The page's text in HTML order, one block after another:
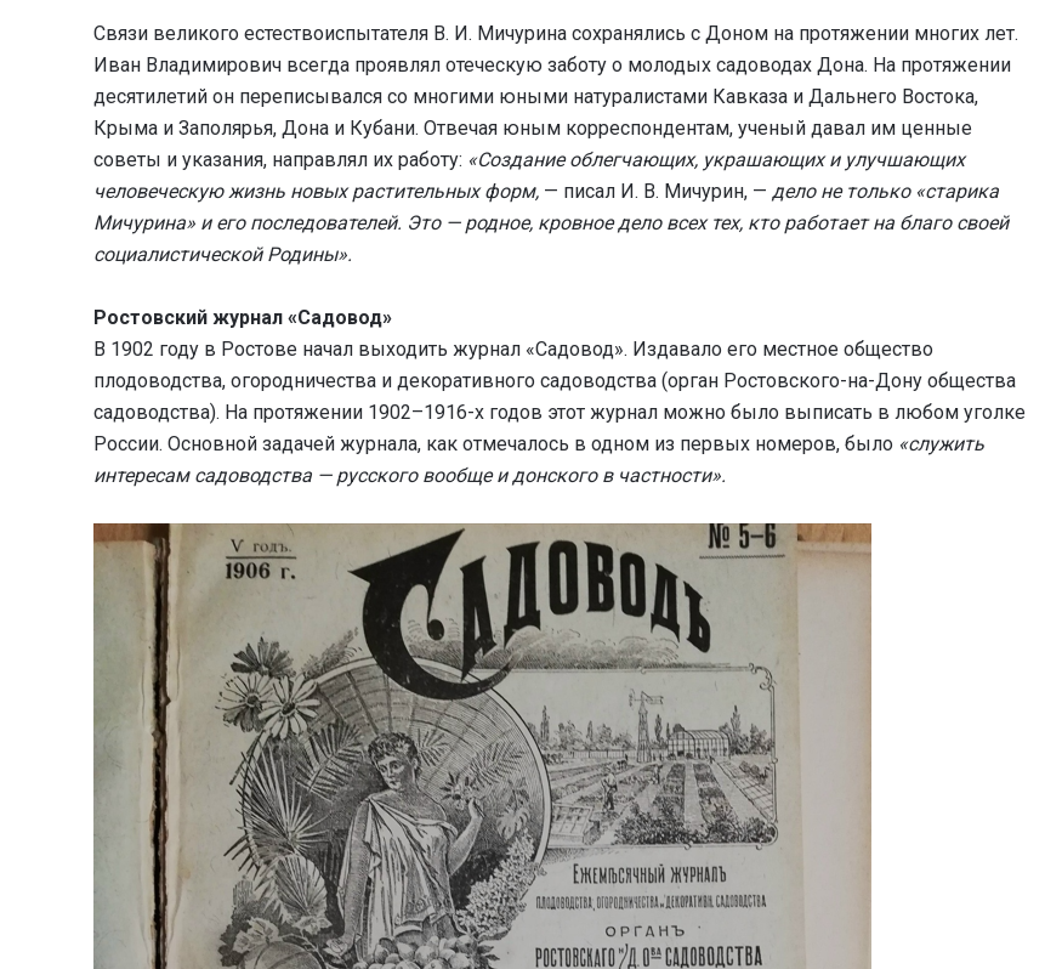
Связи великого естествоиспытателя В. И. Мичурина сохранялись с Доном на протяжении многих лет.
Иван Владимирович всегда проявлял отеческую заботу о молодых садоводах Дона. На протяжении
десятилетий он переписывался со многими юными натуралистами Кавказа и Дальнего Востока,
Крыма и Заполярья, Дона и Кубани. Отвечая юным корреспондентам, ученый давал им ценные
советы и указания, направлял их работу: «Создание облегчающих, украшающих и улучшающих
человеческую жизнь новых растительных форм, — писал И. В. Мичурин, — дело не только «старика
Мичурина» и его последователей. Это — родное, кровное дело всех тех, кто работает на благо своей
социалистической Родины».
Ростовский журнал «Садовод»
В 1902 году в Ростове начал выходить журнал «Садовод». Издавало его местное общество
плодоводства, огородничества и декоративного садоводства (орган Ростовского-на-Дону общества
садоводства). На протяжении 1902–1916-х годов этот журнал можно было выписать в любом уголке
России. Основной задачей журнала, как отмечалось в одном из первых номеров, было «служить
интересам садоводства — русского вообще и донского в частности».